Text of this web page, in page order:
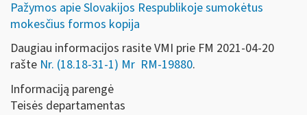
Pažymos apie Slovakijos Respublikoje sumokėtus
mokesčius formos kopija
Daugiau informacijos rasite VMI prie FM 2021-04-20
rašte Nr. (18.18-31-1) Mr RM-19880.
Informaciją parengė
Teisės departamentas